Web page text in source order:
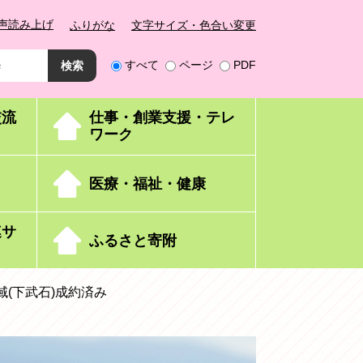
読み上げ ふりがな 文字サイズ・色合い変更
すべて ページ PDF
仕事・創業支援・テレ
ワーク
医療・福祉・健康
ふるさと寄附
(下武石)成約済み